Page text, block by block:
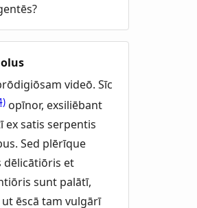
videō. Sīc
opīnor, exsiliēbant
ex satis serpentis
Sed plērīque
dēlicātiōris et
sunt palātī,
ēscā tam vulgārī